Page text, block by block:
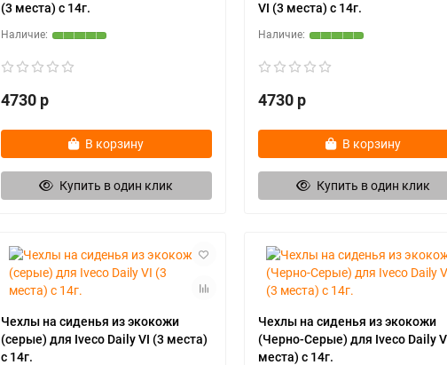
(3 места) с 14г.
4730 р
В корзину
Купить в один клик
VI (3 места) с 14г.
4730 р
В корзину
Купить в один клик
Чехлы на сиденья из экокожи
(серые) для Iveco Daily VI (3 места)
с 14г.
Чехлы на сиденья из экокожи
(Черно-Серые) для Iveco Daily
места) с 14г.